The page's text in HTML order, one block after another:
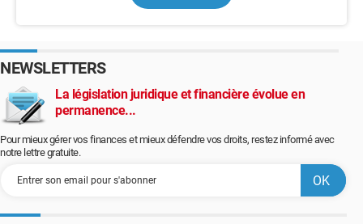
NEWSLETTERS
La législation juridique et financière évolue en
permanence...
Pour mieux gérer vos finances et mieux défendre vos droits, restez informé avec
notre lettre gratuite.